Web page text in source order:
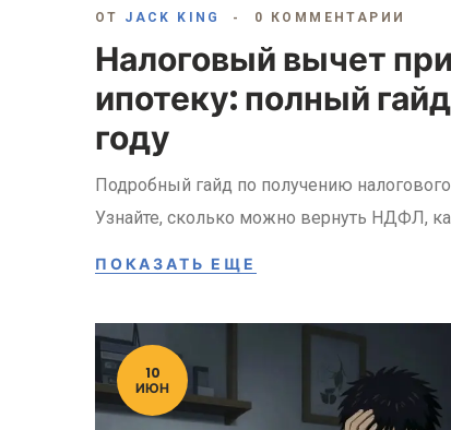
ОТ JACK KING 0 КОММЕНТАРИИ
Налоговый вычет
ипотеку: полный
году
Подробный гайд по получению
Узнайте, сколько можно вернуть НДФЛ,
ПОКАЗАТЬ ЕЩЕ
10
ИЮН